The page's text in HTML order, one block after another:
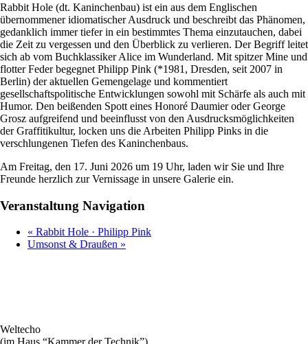
Rabbit Hole (dt. Kaninchenbau) ist ein aus dem Englischen
übernommener idiomatischer Ausdruck und beschreibt das Phänomen,
gedanklich immer tiefer in ein bestimmtes Thema einzutauchen, dabei
die Zeit zu vergessen und den Überblick zu verlieren. Der Begriff leitet
sich ab vom Buchklassiker Alice im Wunderland. Mit spitzer Mine und
flotter Feder begegnet Philipp Pink (*1981, Dresden, seit 2007 in
Berlin) der aktuellen Gemengelage und kommentiert
gesellschaftspolitische Entwicklungen sowohl mit Schärfe als auch mit
Humor. Den beißenden Spott eines Honoré Daumier oder George
Grosz aufgreifend und beeinflusst von den Ausdrucksmöglichkeiten
der Graffitikultur, locken uns die Arbeiten Philipp Pinks in die
verschlungenen Tiefen des Kaninchenbaus.
Am Freitag, den 17. Juni 2026 um 19 Uhr, laden wir Sie und Ihre
Freunde herzlich zur Vernissage in unsere Galerie ein.
Veranstaltung Navigation
« Rabbit Hole · Philipp Pink
Umsonst & Draußen »
Weltecho